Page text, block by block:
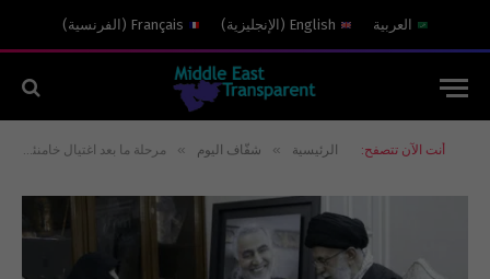
العربية English
( الإنجليزية)
Français
( الفرنسية)
أنت الآن تتصفح: الرئيسية » شفّاف اليوم » مرحلة ما بعد اغتيال خامنئي!: ولماذا فُرَصُ “مجتبى” هي الأعلى؟